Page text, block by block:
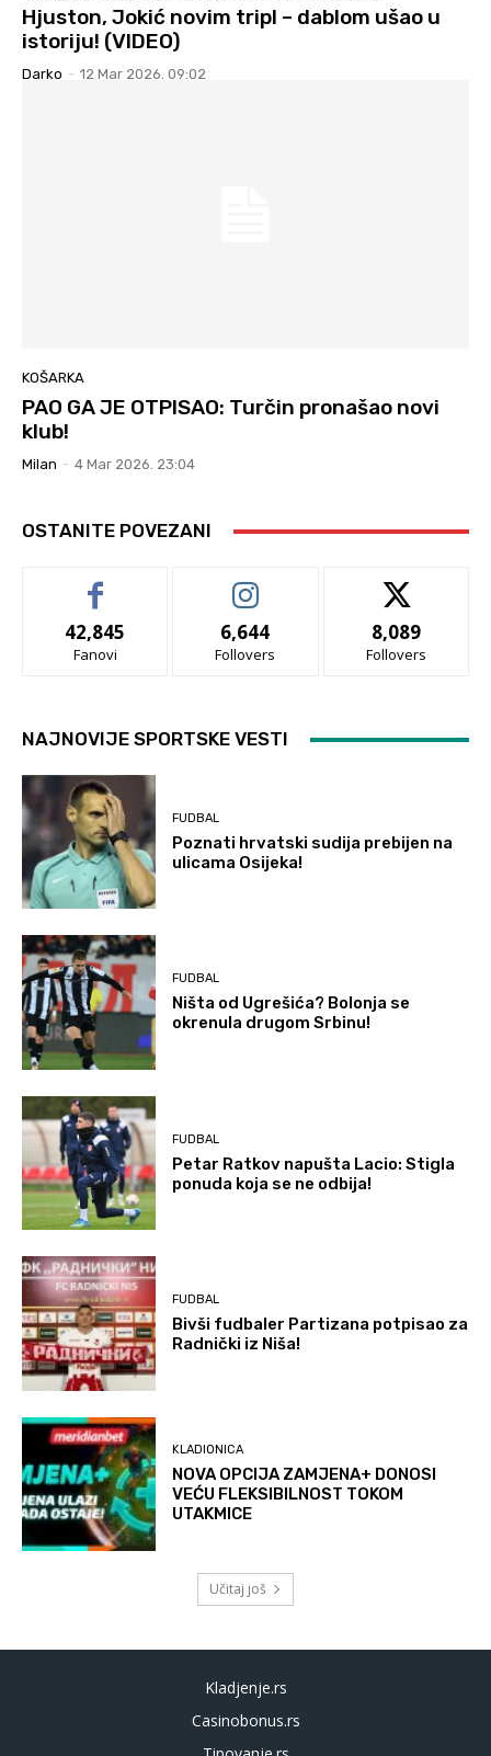
Hjuston, Jokić novim tripl – dablom ušao u
istoriju! (VIDEO)
Darko - 12 Mar 2026. 09:02
KOŠARKA
PAO GA JE OTPISAO: Turčin pronašao novi
klub!
Milan - 4 Mar 2026. 23:04
OSTANITE POVEZANI
42,845
Fanovi
6,644
Follovers
8,089
Follovers
NAJNOVIJE SPORTSKE VESTI
FUDBAL
Poznati hrvatski sudija prebijen na
ulicama Osijeka!
FUDBAL
Ništa od Ugrešića? Bolonja se
okrenula drugom Srbinu!
FUDBAL
Petar Ratkov napušta Lacio: Stigla
ponuda koja se ne odbija!
FUDBAL
Bivši fudbaler Partizana potpisao za
Radnički iz Niša!
KLADIONICA
NOVA OPCIJA ZAMJENA+ DONOSI
VEĆU FLEKSIBILNOST TOKOM
UTAKMICE
Učitaj još
Kladjenje.rs
Casinobonus.rs